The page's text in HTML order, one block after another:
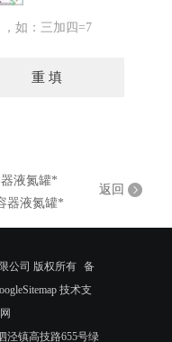
如：三加四=7
液氮罐*
器液氮罐*
返回
公司 版权所有 备
技术支
泾镇高技路655号绿